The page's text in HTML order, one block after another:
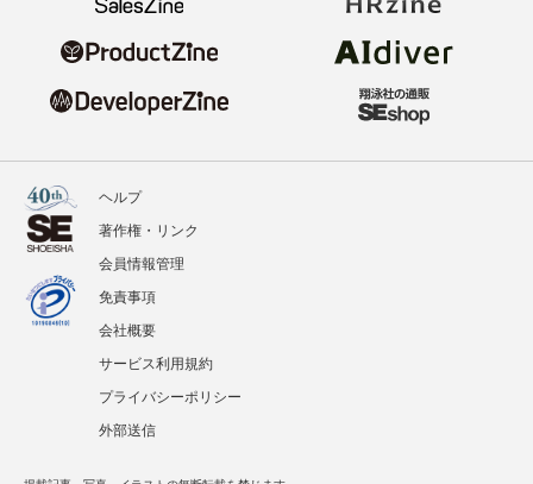
ヘルプ
著作権・リンク
会員情報管理
免責事項
会社概要
サービス利用規約
プライバシーポリシー
外部送信